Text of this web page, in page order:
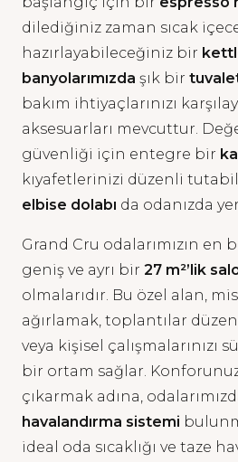
dilediğiniz zaman sıcak
hazırlayabileceğiniz bir
banyolarımızda şık bir
bakım ihtiyaçlarınızı
aksesuarları mevcuttur.
güvenliği için entegre bir
kıyafetlerinizi düzenli
elbise dolabı da odanızda yer
Grand Cru odalarımızın en
geniş ve ayrı bir 27 m²’lik
olmalarıdır. Bu özel alan,
ağırlamak, toplantılar
veya kişisel çalışmalarınızı
bir ortam sağlar.
çıkarmak adına,
havalandırma sistemi
ideal oda sıcaklığı ve taze